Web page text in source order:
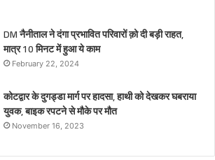
DM नैनीताल ने दंगा प्रभावित परिवारों क़ो दी बड़ी राहत,
मात्र 10 मिनट में हुआ ये काम
February 22, 2024
कोटद्वार के दुगड्डा मार्ग पर हादसा, हाथी को देखकर घबराया
युवक, बाइक रपटने से मौके पर मौत
November 16, 2023